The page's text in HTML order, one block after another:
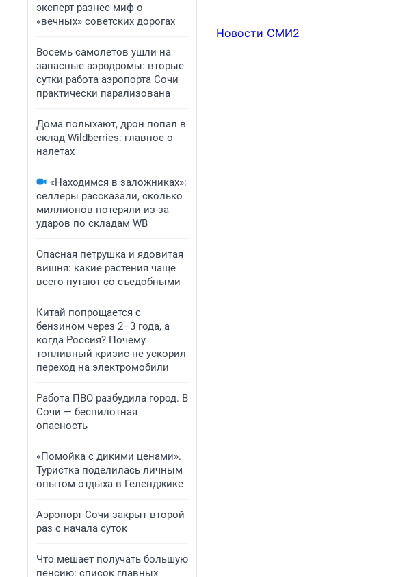
эксперт разнес миф о
«вечных» советских дорогах
Восемь самолетов ушли на
запасные аэродромы: вторые
сутки работа аэропорта Сочи
практически парализована
Дома полыхают, дрон попал в
склад Wildberries: главное о
налетах
«Находимся в заложниках»:
селлеры рассказали, сколько
миллионов потеряли из-за
ударов по складам WB
Опасная петрушка и ядовитая
вишня: какие растения чаще
всего путают со съедобными
Китай попрощается с
бензином через 2–3 года, а
когда Россия? Почему
топливный кризис не ускорил
переход на электромобили
Работа ПВО разбудила город. В
Сочи — беспилотная
опасность
«Помойка с дикими ценами».
Туристка поделилась личным
опытом отдыха в Геленджике
Аэропорт Сочи закрыт второй
раз с начала суток
Что мешает получать большую
пенсию: список главных
Новости СМИ2